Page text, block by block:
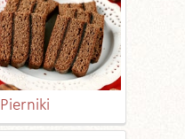
Pierniki